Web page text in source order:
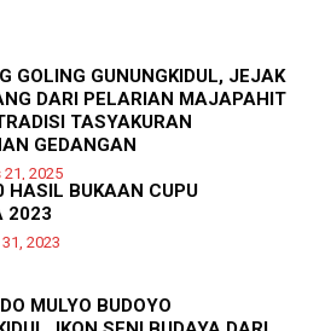
GOLING GUNUNGKIDUL, JEJAK
DARI PELARIAN MAJAPAHIT
TASYAKURAN
GEDANGAN
2025
HASIL BUKAAN CUPU
2023
2023
MULYO BUDOYO